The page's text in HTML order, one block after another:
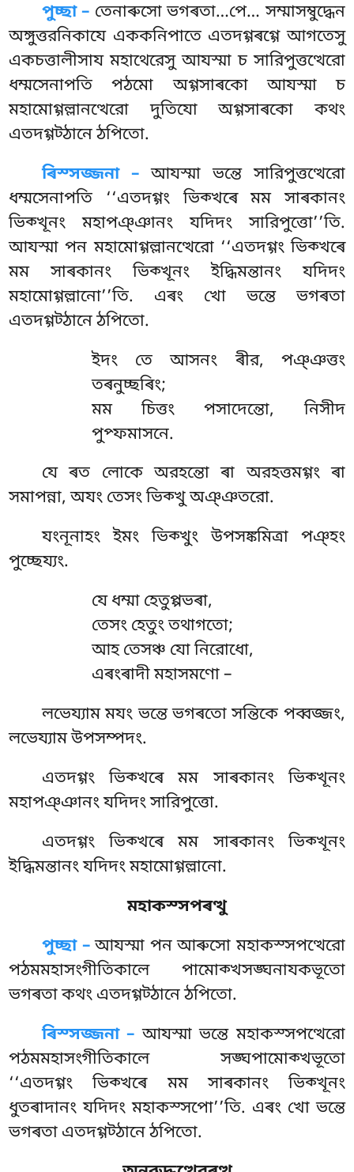
পুচ্ছা – তেনাৰুসোভগৰতা…পে… সম্মাসম্বুদ্ধেন
অঙ্গুত্তরনিকাযে এককনিপাতে এতদগ্গৰগ্গে আগতেসু
একচত্তালীসায মহাথেরেসু আযস্মা চ সারিপুত্তত্থেরো
ধম্মসেনাপতি পঠমো অগ্গসাৰকো আযস্মা চ
মহামোগ্গল্লানত্থেরো দুতিযো অগ্গসাৰকো কথং
এতদগ্গট্ঠানে ঠপিতো.
ৰিস্সজ্জনা –আযস্মা ভন্তে সারিপুত্তত্থেরো
ধম্মসেনাপতি ‘‘এতদগ্গং ভিক্খৰে মম সাৰকানং
ভিক্খূনং মহাপঞ্ঞানং যদিদং সারিপুত্তো’’তি.
আযস্মা পন মহামোগ্গল্লানত্থেরো ‘‘এতদগ্গং ভিক্খৰে
মম সাৰকানং ভিক্খূনং ইদ্ধিমন্তানং যদিদং
মহামোগ্গল্লানো’’তি. এৰং খো ভন্তে ভগৰতা
এতদগ্গট্ঠানে ঠপিতো.
ইদং তে আসনং ৰীর, পঞ্ঞত্তং
তৰনুচ্ছৰিং;
মম চিত্তং পসাদেন্তো, নিসীদ
পুপ্ফমাসনে.
যেৰত লোকে অরহন্তো ৰা অরহত্তমগ্গং ৰা
সমাপন্না, অযং তেসং ভিক্খু অঞ্ঞতরো.
যংনূনাহং ইমং ভিক্খুং উপসঙ্কমিত্ৰা পঞ্হং
পুচ্ছেয্যং.
যে ধম্মা হেতুপ্পভৰা,
তেসং হেতুং তথাগতো;
আহ তেসঞ্চ যো নিরোধো,
এৰংৰাদী মহাসমণো –
লভেয্যামমযং ভন্তে ভগৰতো সন্তিকে পব্বজ্জং,
লভেয্যাম উপসম্পদং.
এতদগ্গংভিক্খৰে মম সাৰকানং ভিক্খূনং
মহাপঞ্ঞানং যদিদং সারিপুত্তো.
এতদগ্গং ভিক্খৰে মম সাৰকানং ভিক্খূনং
ইদ্ধিমন্তানং যদিদং মহামোগ্গল্লানো.
মহাকস্সপৰত্থু
পুচ্ছা –আযস্মা পন আৰুসো মহাকস্সপত্থেরো
পঠমমহাসংগীতিকালে পামোক্খসঙ্ঘনাযকভূতো
ভগৰতা কথং এতদগ্গট্ঠানে ঠপিতো.
ৰিস্সজ্জনা – আযস্মা ভন্তে মহাকস্সপত্থেরো
পঠমমহাসংগীতিকালে সঙ্ঘপামোক্খভূতো
‘‘এতদগ্গং ভিক্খৰে মম সাৰকানং ভিক্খূনং
ধুতৰাদানং যদিদং মহাকস্সপো’’তি. এৰং খো ভন্তে
ভগৰতা এতদগ্গট্ঠানে ঠপিতো.